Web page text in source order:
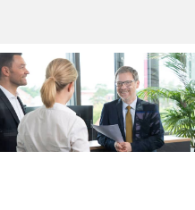
UNS
UND STARK